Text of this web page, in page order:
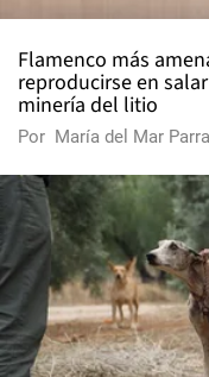
Flamenco más
reproducirse en
minería del litio
Por María del Mar Parra